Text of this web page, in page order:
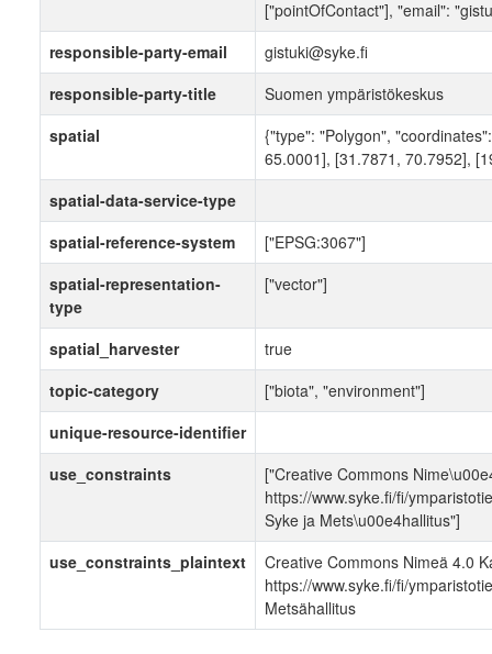
["pointOfContact"], "email":
responsible-party-email
gistuki@syke.fi
responsible-party-title
Suomen ympäristökeskus
spatial
{"type": "Polygon",
65.0001], [31.7871, 70.7952],
spatial-data-service-type
spatial-reference-system
["EPSG:3067"]
spatial-representation-
type
["vector"]
spatial_harvester
true
topic-category
["biota", "environment"]
unique-resource-identifier
use_constraints
["Creative Commons
https://www.syke.fi/fi/
Syke ja Mets\u00e4hallitus"]
use_constraints_plaintext
Creative Commons Nimeä 4.0
https://www.syke.fi/fi/
Metsähallitus